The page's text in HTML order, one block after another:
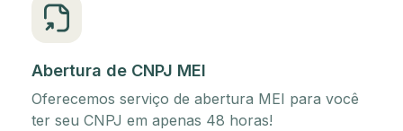
Abertura de CNPJ MEI
Oferecemos serviço de abertura MEI para você
ter seu CNPJ em apenas 48 horas!